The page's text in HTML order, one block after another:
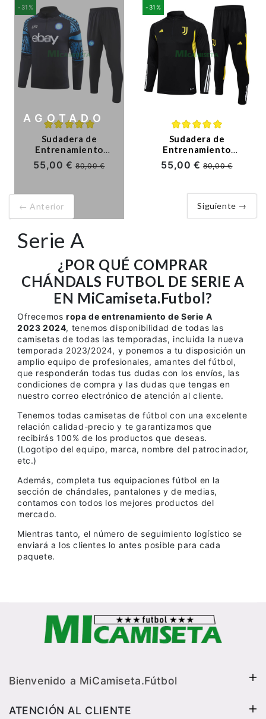
-31%
Sudadera de
Entrenamiento
Napoli 2023/2024 Kit
Negro
55,00 €80,00 €
AGOTADO
-31%
Sudadera de
Entrenamiento
Juventus 2023/2024
Kit Negro
55,00 €80,00 €
← Anterior Siguiente →
Serie A
¿POR QUÉ COMPRAR
CHÁNDALS FUTBOL DE SERIE A
EN MiCamiseta.Futbol?
Ofrecemos ropa de entrenamiento de Serie A
2023 2024, tenemos disponibilidad de todas las
camisetas de todas las temporadas, incluida la nueva
temporada 2023/2024, y ponemos a tu disposición un
amplio equipo de profesionales, amantes del fútbol,
que responderán todas tus dudas con los envíos, las
condiciones de compra y las dudas que tengas en
nuestro correo electrónico de atención al cliente.
Tenemos todas camisetas de fútbol con una excelente
relación calidad-precio y te garantizamos que
recibirás 100% de los productos que deseas.
(Logotipo del equipo, marca, nombre del patrocinador,
etc.)
Además, completa tus equipaciones fútbol en la
sección de chándales, pantalones y de medias,
contamos con todos los mejores productos del
mercado.
Mientras tanto, el número de seguimiento logístico se
enviará a los clientes lo antes posible para cada
paquete.
Bienvenido a MiCamiseta.Fútbol
ATENCIÓN AL CLIENTE